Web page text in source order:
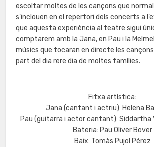
escoltar moltes de les cançons que
s’inclouen en el repertori dels concerts a
que aquesta experiència al teatre sigui
comptarem amb la Jana, en Pau i la
músics que tocaran en directe les
part del dia rere dia de moltes famílies.
Fitxa artística:
Jana (cantant i actriu): Helena
Pau (guitarra i actor cantant): Siddartha
Bateria: Pau Oliver Bover
Baix: Tomàs Pujol Pérez